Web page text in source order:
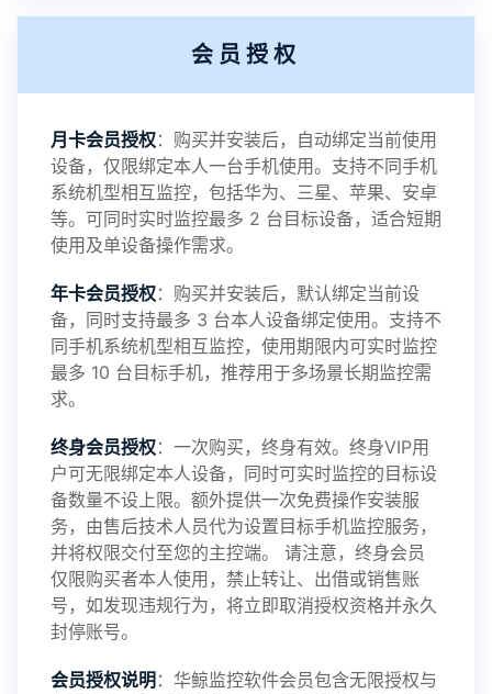
鲸监控存在的问题与所需的更多功能，华鲸手机监
控将持续为您创造更优秀的监控APP
2025-01-13 V3.7
2024-10-08 V3.6
2024-03-16 V3.5
会员授权
月卡会员授权：购买并安装后，自动绑定当前使用
设备，仅限绑定本人一台手机使用。支持不同手机
系统机型相互监控，包括华为、三星、苹果、安卓
等。可同时实时监控最多 2 台目标设备，适合短期
使用及单设备操作需求。
年卡会员授权：购买并安装后，默认绑定当前设
备，同时支持最多 3 台本人设备绑定使用。支持不
同手机系统机型相互监控，使用期限内可实时监控
最多 10 台目标手机，推荐用于多场景长期监控需
求。
终身会员授权：一次购买，终身有效。终身VIP用
户可无限绑定本人设备，同时可实时监控的目标设
备数量不设上限。额外提供一次免费操作安装服
务，由售后技术人员代为设置目标手机监控服务，
并将权限交付至您的主控端。 请注意，终身会员
仅限购买者本人使用，禁止转让、出借或销售账
号，如发现违规行为，将立即取消授权资格并永久
封停账号。
会员授权说明 ：华鲸监控软件会员包含无限授权与